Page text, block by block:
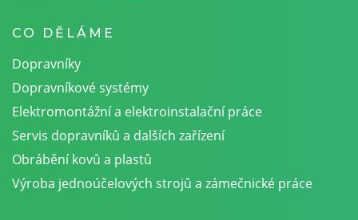
CO DĚLÁME
Dopravníky
Dopravníkové systémy
Elektromontážní a elektroinstalační práce
Servis dopravníků a dalších zařízení
Obrábění kovů a plastů
Výroba jednoúčelových strojů a zámečnické práce